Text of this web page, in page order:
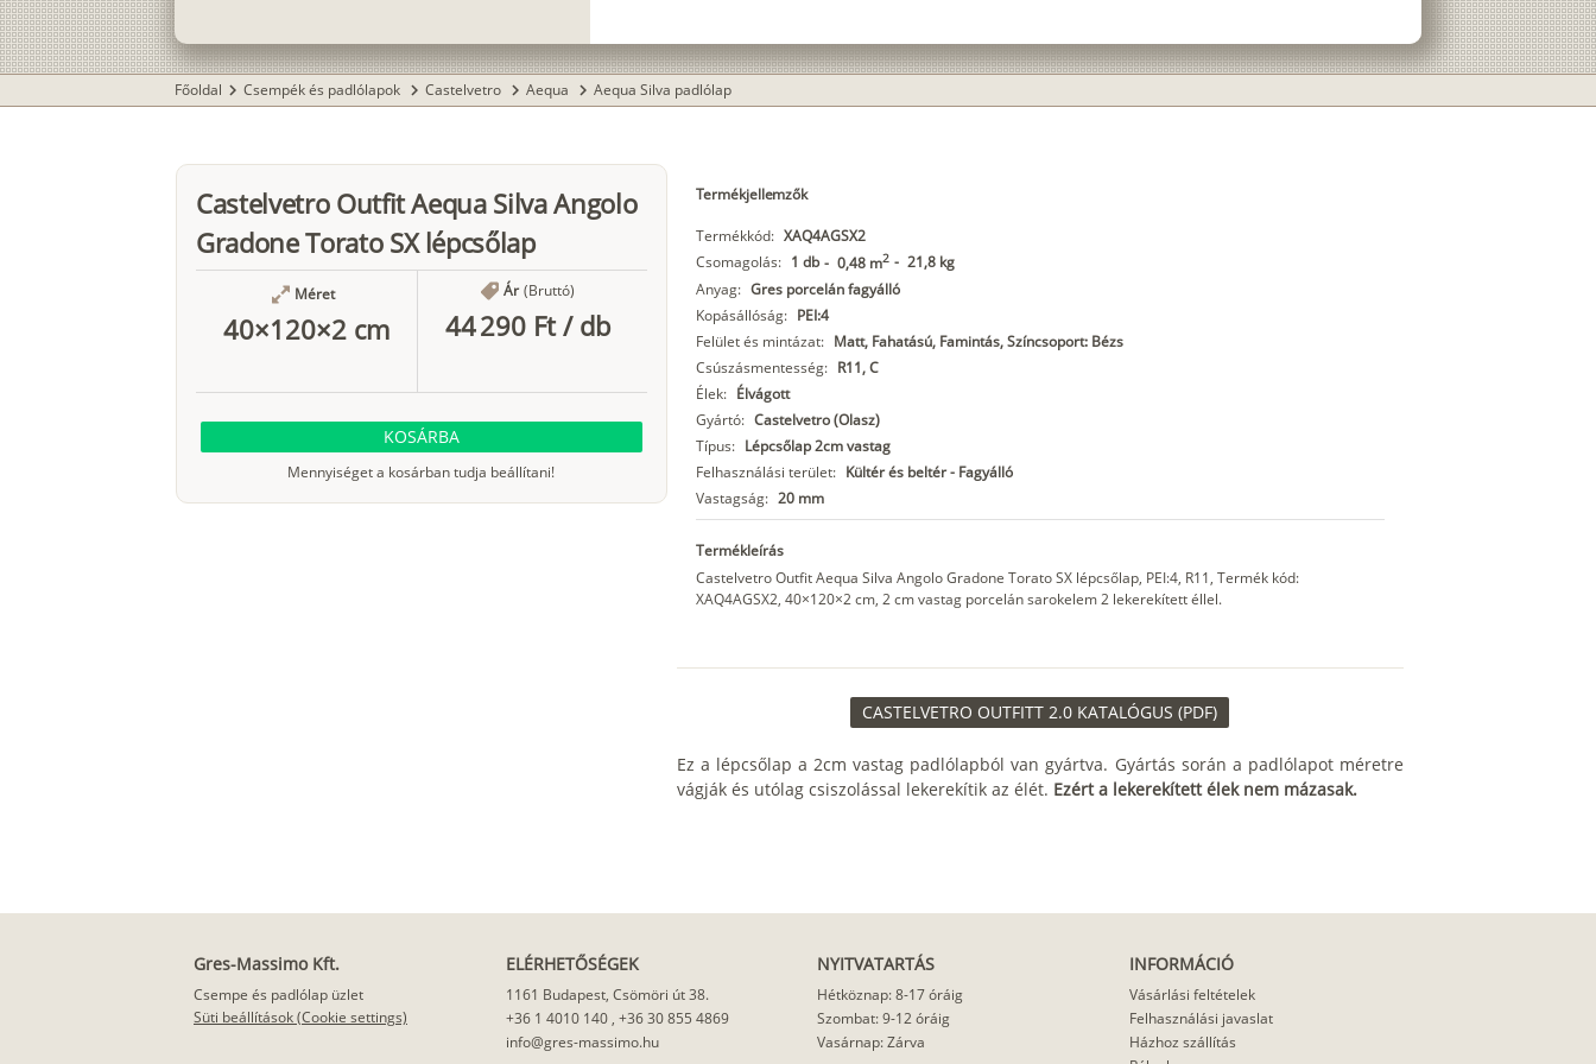
Főoldal chevron_right Csempék és padlólapok chevron_right Castelvetro chevron_right Aequa chevron_right Aequa Silva padlólap
Castelvetro Outfit Aequa Silva Angolo
Gradone Torato SX lépcsőlap
Méret
40×120×2 cm
Ár (Bruttó)
44 290 Ft/ db
KOSÁRBA
Mennyiséget a kosárban tudja beállítani!
Termékjellemzők
Termékkód: XAQ4AGSX2
Csomagolás: 1 db - 0,48 m2 - 21,8 kg
Anyag: Gres porcelán fagyálló
Kopásállóság: PEI:4
Felület és mintázat: Matt, Fahatású, Famintás, Színcsoport: Bézs
Csúszásmentesség: R11, C
Élek: Élvágott
Gyártó: Castelvetro (Olasz)
Típus: Lépcsőlap 2cm vastag
Felhasználási terület: Kültér és beltér - Fagyálló
Vastagság: 20 mm
Termékleírás
Castelvetro Outfit Aequa Silva Angolo Gradone Torato SX lépcsőlap, PEI:4, R11, Termék kód:
XAQ4AGSX2, 40×120×2 cm, 2 cm vastag porcelán sarokelem 2 lekerekített éllel.
CASTELVETRO OUTFITT 2.0 KATALÓGUS (PDF)
Ez a lépcsőlap a 2cm vastag padlólapból van gyártva. Gyártás során a padlólapot méretre
vágják és utólag csiszolással lekerekítik az élét. Ezért a lekerekített élek nem mázasak.
Gres-Massimo Kft.
Csempe és padlólap üzlet
Süti beállítások (Cookie settings)
ELÉRHETŐSÉGEK
1161 Budapest, Csömöri út 38.
+36 1 4010 140, +36 30 855 4869
info@gres-massimo.hu
NYITVATARTÁS
Hétköznap: 8-17 óráig
Szombat: 9-12 óráig
Vasárnap: Zárva
INFORMÁCIÓ
Vásárlási feltételek
Felhasználási javaslat
Házhoz szállítás